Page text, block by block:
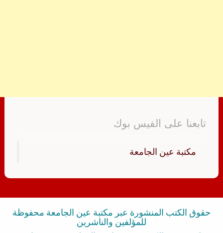
تابعنا على الفيس بوك
‏مكتبة عين الجامعة‏
حقوق الكتب المنشورة عبر مكتبة عين الجامعة محفوظة
للمؤلفين والناشرين